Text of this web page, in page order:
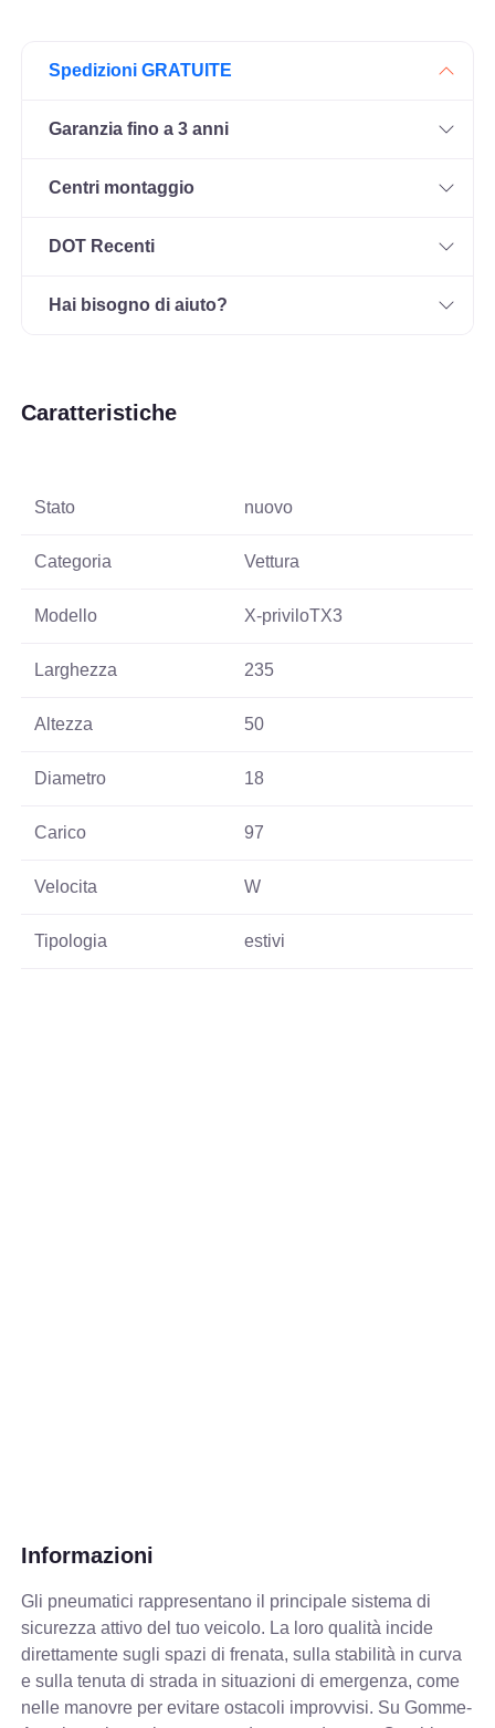
Spedizioni GRATUITE
Garanzia fino a 3 anni
Centri montaggio
DOT Recenti
Hai bisogno di aiuto?
Caratteristiche
Stato nuovo
Categoria Vettura
Modello X-priviloTX3
Larghezza 235
Altezza 50
Diametro 18
Carico 97
Velocita W
Tipologia estivi
Informazioni
Gli pneumatici rappresentano il principale sistema di
sicurezza attivo del tuo veicolo. La loro qualità incide
direttamente sugli spazi di frenata, sulla stabilità in curva
e sulla tenuta di strada in situazioni di emergenza, come
nelle manovre per evitare ostacoli improvvisi. Su Gomme-